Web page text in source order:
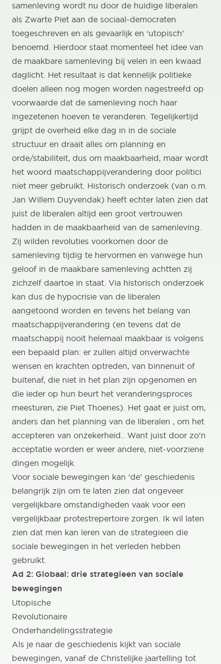
samenleving wordt nu door de huidige liberalen
als Zwarte Piet aan de sociaal-democraten
toegeschreven en als gevaarlijk en ‘utopisch’
benoemd. Hierdoor staat momenteel het idee van
de maakbare samenleving bij velen in een kwaad
daglicht. Het resultaat is dat kennelijk politieke
doelen alleen nog mogen worden nagestreefd op
voorwaarde dat de samenleving noch haar
ingezetenen hoeven te veranderen. Tegelijkertijd
grijpt de overheid elke dag in in de sociale
structuur en draait alles om planning en
orde/stabiliteit, dus om maakbaarheid, maar wordt
het woord maatschappijverandering door politici
niet meer gebruikt. Historisch onderzoek (van o.m.
Jan Willem Duyvendak) heeft echter laten zien dat
juist de liberalen altijd een groot vertrouwen
hadden in de maakbaarheid van de samenleving.
Zij wilden revoluties voorkomen door de
samenleving tijdig te hervormen en vanwege hun
geloof in de maakbare samenleving achtten zij
zichzelf daartoe in staat. Via historisch onderzoek
kan dus de hypocrisie van de liberalen
aangetoond worden en tevens het belang van
maatschappijverandering (en tevens dat de
maatschappij nooit helemaal maakbaar is volgens
een bepaald plan: er zullen altijd onverwachte
wensen en krachten optreden, van binnenuit of
buitenaf, die niet in het plan zijn opgenomen en
die ieder op hun beurt het veranderingsproces
meesturen, zie Piet Thoenes). Het gaat er juist om,
anders dan het planning van de liberalen , om het
accepteren van onzekerheid.. Want juist door zo’n
acceptatie worden er weer andere, niet-voorziene
dingen mogelijk.
Voor sociale bewegingen kan ‘de’ geschiedenis
belangrijk zijn om te laten zien dat ongeveer
vergelijkbare omstandigheden vaak voor een
vergelijkbaar protestrepertoire zorgen. Ik wil laten
zien dat men kan leren van de strategieen die
sociale bewegingen in het verleden hebben
gebruikt.
Ad 2: Globaal: drie strategieen van sociale
bewegingen
Utopische
Revolutionaire
Onderhandelingsstrategie
Als je naar de geschiedenis kijkt van sociale
bewegingen, vanaf de Christelijke jaartelling tot